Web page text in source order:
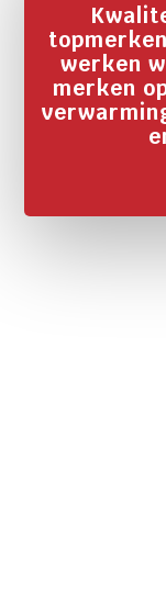
werken
merken